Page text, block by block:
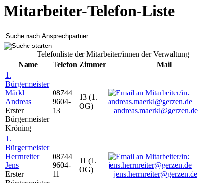
Mitarbeiter-Telefon-Liste
Telefonliste der Mitarbeiter/innen der Verwaltung
Name
Telefon Zimmer
Mail
1.
Bürgermeister
Märkl
Andreas
Erster
Bürgermeister
Kröning
08744
9604-
13
13 (1.
OG)
andreas.maerkl@gerzen.de
1.
Bürgermeister
Herrnreiter
Jens
Erster
08744
9604-
11
11 (1.
OG)
jens.herrnreiter@gerzen.de